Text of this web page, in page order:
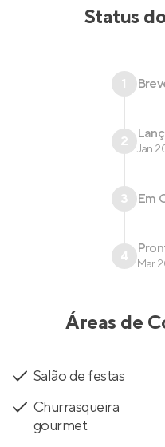
Status
1
2 Jan
3 Em
4 Mar
Áreas de
Salão de festas
Churrasqueira
gourmet